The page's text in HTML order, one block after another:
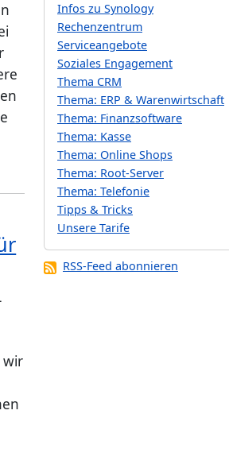
wir
Infos zu Synology
Rechenzentrum
Serviceangebote
Soziales Engagement
Thema CRM
Thema: ERP & Warenwirtschaft
Thema: Finanzsoftware
Thema: Kasse
Thema: Online Shops
Thema: Root-Server
Thema: Telefonie
Tipps & Tricks
Unsere Tarife
RSS-Feed abonnieren